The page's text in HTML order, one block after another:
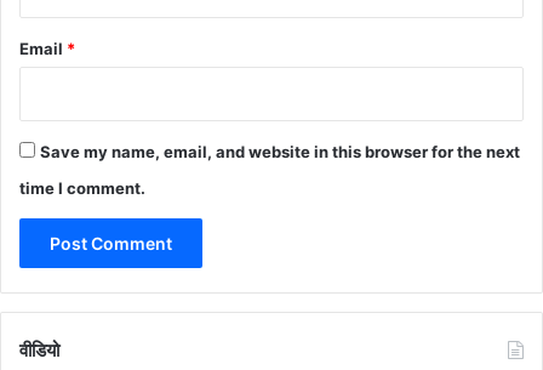
Email *
Save my name, email, and website in this browser for the next
time I comment.
वीडियो